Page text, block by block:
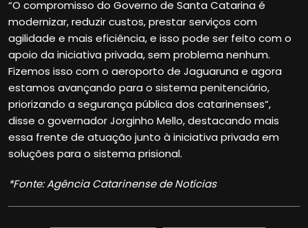
“O compromisso do Governo de Santa Catarina é
modernizar, reduzir custos, prestar serviços com
agilidade e mais eficiência, e isso pode ser feito com o
apoio da iniciativa privada, sem problema nenhum.
Fizemos isso com o aeroporto de Jaguaruna e agora
estamos avançando para o sistema penitenciário,
priorizando a segurança pública dos catarinenses”,
disse o governador Jorginho Mello, destacando mais
essa frente de atuação junto à iniciativa privada em
soluções para o sistema prisional.
*Fonte: Agência Catarinense de Notícias